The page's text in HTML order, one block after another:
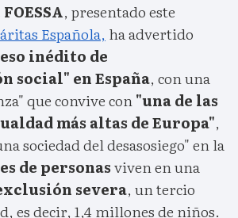
, presentado este
Española, ha advertido
inédito de
social" en España, con una
que convive con"una de las
más altas de Europa",
sociedad del desasosiego" en la
de personasviven en una
severa, un tercio
es decir, 1,4 millones de niños.